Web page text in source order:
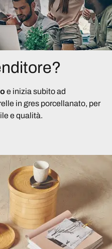
e inizia subito ad
in gres porcellanato, per
e qualità.